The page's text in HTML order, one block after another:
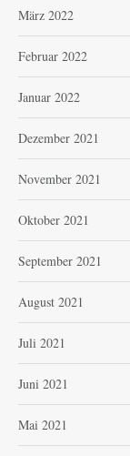
März 2022
Februar 2022
Januar 2022
Dezember 2021
November 2021
Oktober 2021
September 2021
August 2021
Juli 2021
Juni 2021
Mai 2021